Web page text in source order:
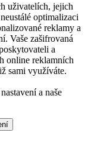
uživatelích, jejich
optimalizaci
reklamy a
Vaše zašifrovaná
a
online reklamních
sami využíváte.
a naše